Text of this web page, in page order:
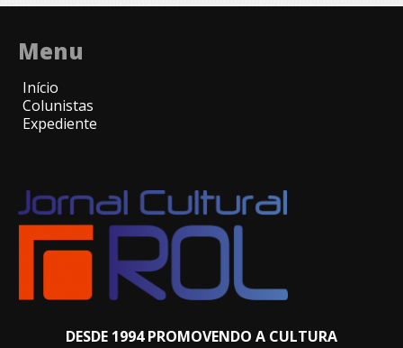
Menu
Início
Colunistas
Expediente
DESDE 1994 PROMOVENDO A CULTURA